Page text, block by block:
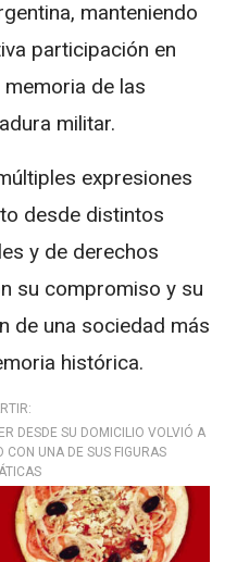
manteniendo
participación en
de las
militar.
expresiones
desde distintos
y de derechos
su compromiso y su
de una sociedad más
histórica.
DESDE SU DOMICILIO VOLVIÓ A
CON UNA DE SUS FIGURAS